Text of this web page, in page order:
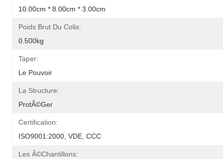
10.00cm * 8.00cm * 3.00cm
Poids Brut Du Colis:
0.500kg
Taper:
Le Pouvoir
La Structure:
ProtÃ©ger
Certification:
ISO9001:2000, VDE, CCC
Les Ã©chantillons: